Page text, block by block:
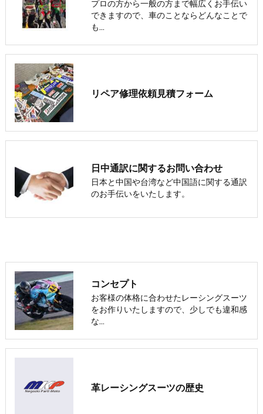
プロの方から一般の方まで幅広くお手伝い
できますので、車のことならどんなことで
も…
リペア修理依頼見積フォーム
日中通訳に関するお問い合わせ
日本と中国や台湾など中国語に関する通訳
のお手伝いをいたします。
コンセプト
お客様の体格に合わせたレーシングスーツ
をお作りいたしますので、少しでも違和感
な…
革レーシングスーツの歴史